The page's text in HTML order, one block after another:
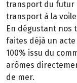
transport du futur
transport à la
En dégustant nos
faites déjà un
100% issu du
arômes
de mer.